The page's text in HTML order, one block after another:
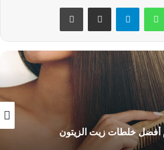
واتساب
أفضل خلطات زيت الزيتون